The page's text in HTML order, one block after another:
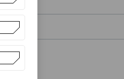
Suletud pakendis toodete puhul